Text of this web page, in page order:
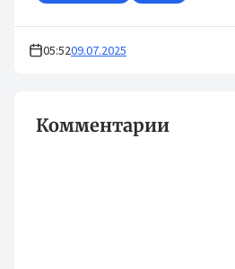
05:5209.07.2025
Комментарии